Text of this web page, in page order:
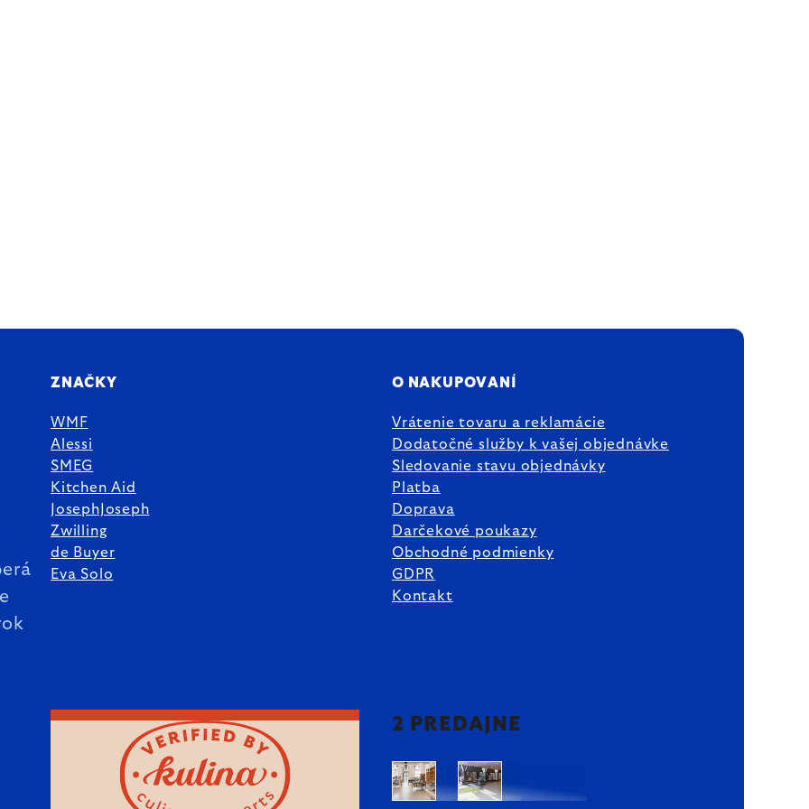
ZNAČKY
WMF
Alessi
SMEG
Kitchen Aid
JosephJoseph
Zwilling
de Buyer
Eva Solo
O NAKUPOVANÍ
Vrátenie tovaru a reklamácie
Dodatočné služby k vašej objednávke
Sledovanie stavu objednávky
Platba
Doprava
Darčekové poukazy
Obchodné podmienky
GDPR
Kontakt
2 PREDAJNE